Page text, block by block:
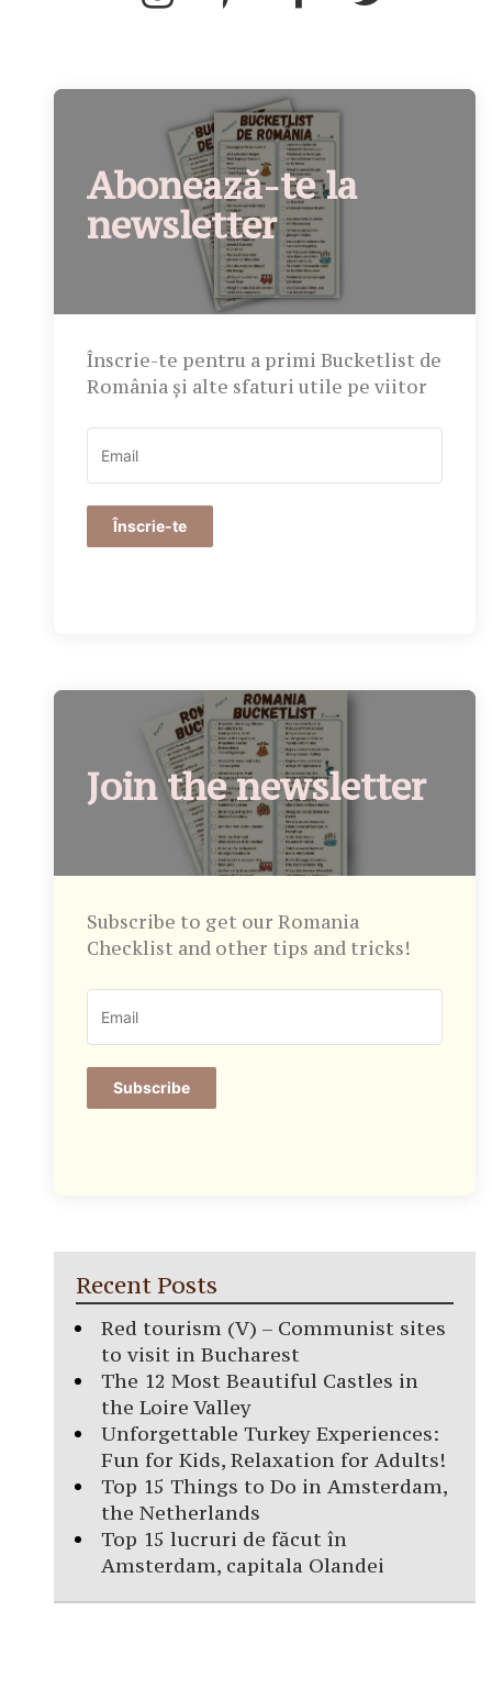
Abonează-te la
newsletter
Înscrie-te pentru a primi Bucketlist de
România și alte sfaturi utile pe viitor
Înscrie-te
Join the newsletter
Subscribe to get our Romania
Checklist and other tips and tricks!
Subscribe
Recent Posts
Red tourism (V) – Communist sites
to visit in Bucharest
The 12 Most Beautiful Castles in
the Loire Valley
Unforgettable Turkey Experiences:
Fun for Kids, Relaxation for Adults!
Top 15 Things to Do in Amsterdam,
the Netherlands
Top 15 lucruri de făcut în
Amsterdam, capitala Olandei